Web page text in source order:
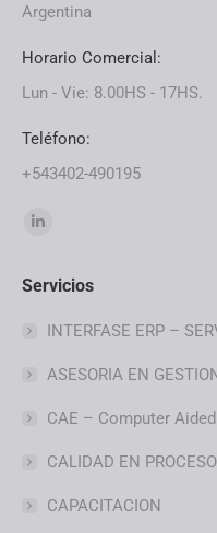
Argentina
Horario Comercial:
Lun - Vie: 8.00HS - 17HS.
Teléfono:
+543402-490195
Find us on:
Servicios
INTERFASE ERP –
ASESORIA EN
CAE – Computer
CALIDAD EN
CAPACITACION